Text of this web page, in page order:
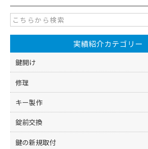
実績紹介カテゴリー
鍵開け
修理
キー製作
錠前交換
鍵の新規取付